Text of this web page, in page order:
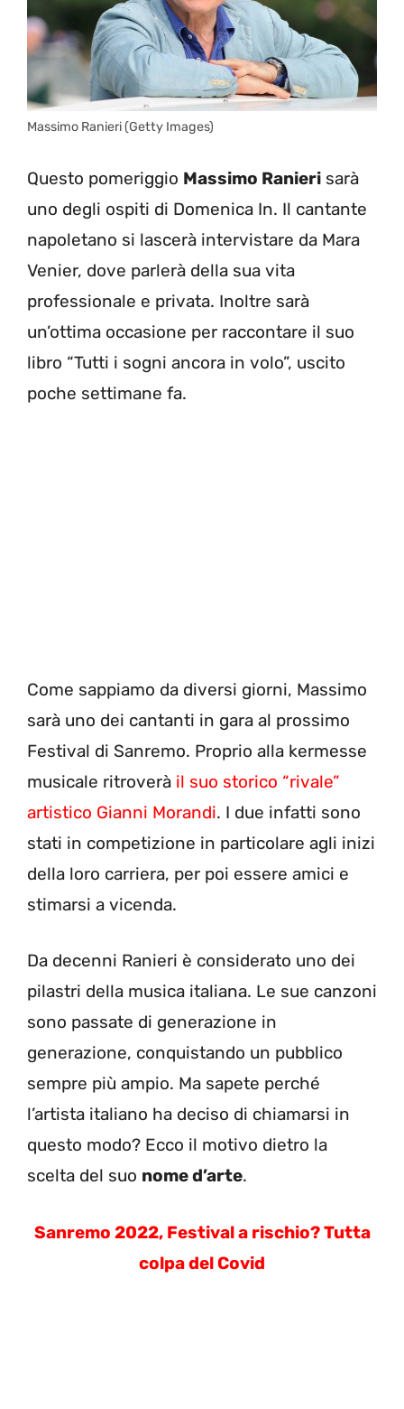
Massimo Ranieri (Getty Images)
Questo pomeriggio Massimo Ranieri sarà
uno degli ospiti di Domenica In. Il cantante
napoletano si lascerà intervistare da Mara
Venier, dove parlerà della sua vita
professionale e privata. Inoltre sarà
un’ottima occasione per raccontare il suo
libro “Tutti i sogni ancora in volo”, uscito
poche settimane fa.
Come sappiamo da diversi giorni, Massimo
sarà uno dei cantanti in gara al prossimo
Festival di Sanremo. Proprio alla kermesse
musicale ritroverà il suo storico “rivale”
artistico Gianni Morandi. I due infatti sono
stati in competizione in particolare agli inizi
della loro carriera, per poi essere amici e
stimarsi a vicenda.
Da decenni Ranieri è considerato uno dei
pilastri della musica italiana. Le sue canzoni
sono passate di generazione in
generazione, conquistando un pubblico
sempre più ampio. Ma sapete perché
l’artista italiano ha deciso di chiamarsi in
questo modo? Ecco il motivo dietro la
scelta del suo nome d’arte.
Sanremo 2022, Festival a rischio? Tutta
colpa del Covid